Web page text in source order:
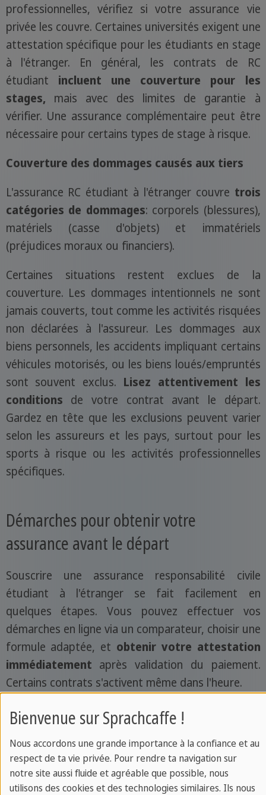
professionnelles, vérifiez si votre assurance vie
privée les couvre. Certaines universités exigent une
attestation spécifique pour les étudiants en stage
à l'étranger. En général, les contrats de RC
étudiant incluent une couverture pour les
stages, mais avec des limites de garantie à
vérifier. Une assurance complémentaire peut être
nécessaire pour certains types de stage à risque.
Couverture des dommages causés aux tiers
L'assurance RC étudiant à l'étranger couvre trois
catégories de dommages: corporels (blessures),
matériels (casse d'objets) et immatériels
(préjudices moraux ou financiers).
Certaines situations restent exclues de la
couverture. Les dommages intentionnels ne sont
jamais couverts, tout comme les activités risquées
non déclarées à l'assureur. Les dommages aux
biens personnels, les accidents impliquant certains
véhicules motorisés, ou les biens loués/empruntés
sont souvent exclus. Lisez attentivement les
conditions de votre contrat avant le départ.
Gardez en tête que les exclusions peuvent varier
selon les assureurs et les pays, surtout pour les
sports à risque ou les activités professionnelles
spécifiques.
Démarches pour obtenir votre
assurance avant le départ
Souscrire une assurance responsabilité civile
étudiant à l'étranger se fait facilement en
quelques étapes. Vous pouvez effectuer vos
démarches en ligne via un comparateur, choisir une
formule adaptée, et obtenir votre attestation
immédiatement après validation du paiement.
Certains contrats s'activent même dans l'heure.
Pour obtenir votre attestation, contactez votre
assureur après la souscription. Selon les
recommandations du Crédit Agricole, vérifiez que
celle-cimentionne bien votre nom, la durée de la
couverture, le pays de destination et les garanties
Bienvenue sur Sprachcaffe !
Nous accordons une grande importance à la confiance et au
respect de ta vie privée. Pour rendre ta navigation sur
notre site aussi fluide et agréable que possible, nous
utilisons des cookies et des technologies similaires. Ils nous